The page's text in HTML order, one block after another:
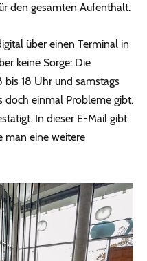
den gesamten Aufenthalt.
über einen Terminal in
keine Sorge: Die
18 Uhr und samstags
doch einmal Probleme gibt.
In dieser E-Mail gibt
man eine weitere